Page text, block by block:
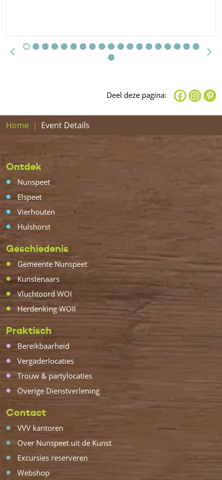
Deel deze pagina:
Home Event Details
Ontdek
Nunspeet
Elspeet
Vierhouten
Hulshorst
Geschiedenis
Gemeente Nunspeet
Kunstenaars
Vluchtoord WOI
Herdenking WOII
Praktisch
Bereikbaarheid
Vergaderlocaties
Trouw & partylocaties
Overige Dienstverlening
Contact
VVV kantoren
Over Nunspeet uit de Kunst
Excursies reserveren
Webshop